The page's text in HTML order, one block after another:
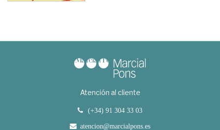
Atención al cliente
(+34) 91 304 33 03
atencion@marcialpons.es